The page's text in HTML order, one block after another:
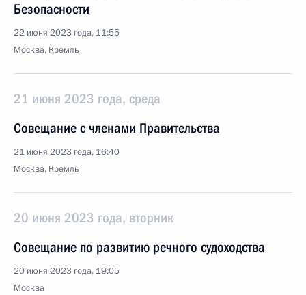
Безопасности
22 июня 2023 года, 11:55
Москва, Кремль
21 июня 2023 года, среда
Совещание с членами Правительства
21 июня 2023 года, 16:40
Москва, Кремль
20 июня 2023 года, вторник
Совещание по развитию речного судоходства
20 июня 2023 года, 19:05
Москва